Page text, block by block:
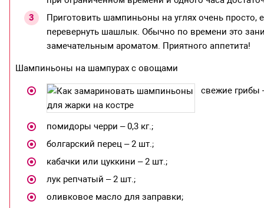
Приготовить шампиньоны на углях очень
перевернуть шашлык. Обычно по времени это
замечательным ароматом. Приятного аппетита!
Шампиньоны на шампурах с овощами
свежие грибы
помидоры черри – 0,3 кг.;
болгарский перец – 2 шт.;
кабачки или цуккини – 2 шт.;
лук репчатый – 2 шт.;
оливковое масло для заправки;